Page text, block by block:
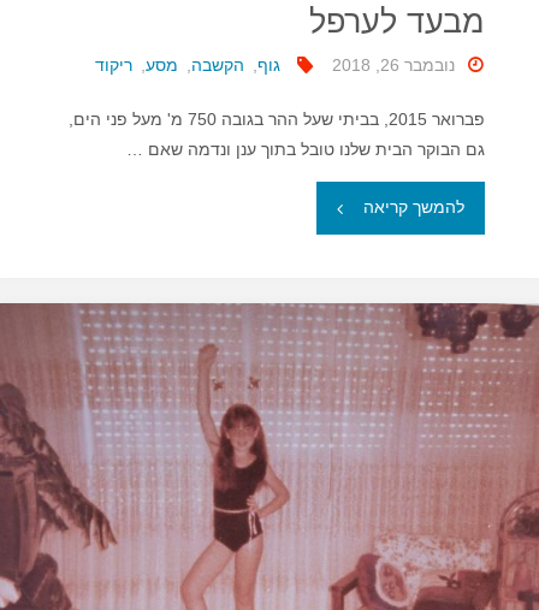
מבעד לערפל
נובמבר 26, 2018 גוף הקשבה מסע ריקוד
פברואר 2015, בביתי שעל ההר בגובה 750 מ' מעל פני הים,
גם הבוקר הבית שלנו טובל בתוך ענן ונדמה שאם …
להמשך קריאה "מבעד